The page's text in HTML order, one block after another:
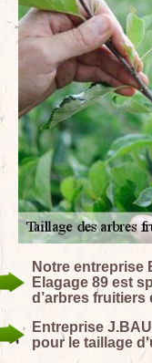
Notre entreprise
Elagage 89 est
d’arbres fruitiers
Entreprise
pour le taillage